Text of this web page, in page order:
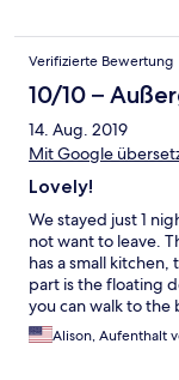
Verifizierte Bewertung
10/10 –
14. Aug. 2019
Mit Google
Lovely!
We stayed just 1
not want to leave.
has a small kitchen,
part is the floating
you can walk to the
Alison, Aufenthalt